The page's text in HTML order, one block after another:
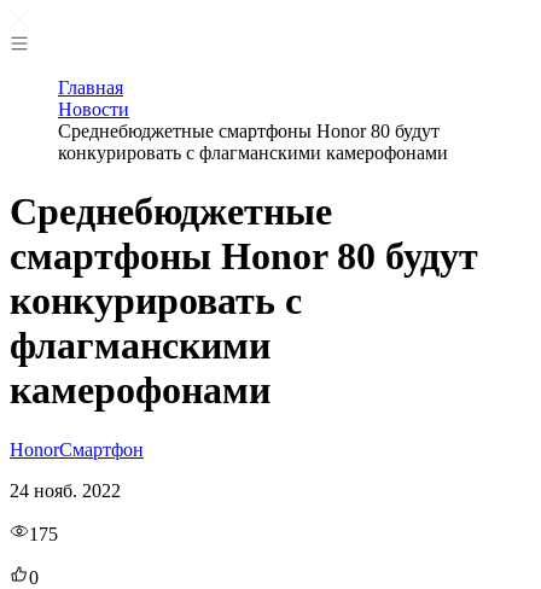
Главная
Новости
Среднебюджетные смартфоны Honor 80 будут
конкурировать с флагманскими камерофонами
Среднебюджетные
смартфоны Honor 80 будут
конкурировать с
флагманскими
камерофонами
HonorСмартфон
24 нояб. 2022
175
0